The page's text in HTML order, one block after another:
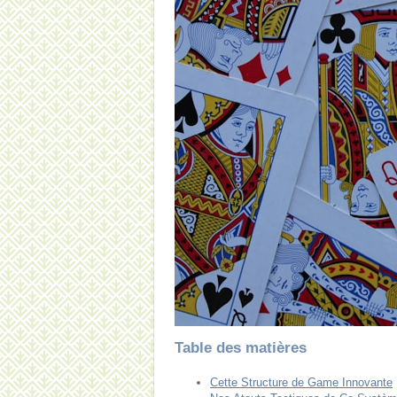
Table des matières
Cette Structure de Game Innovante